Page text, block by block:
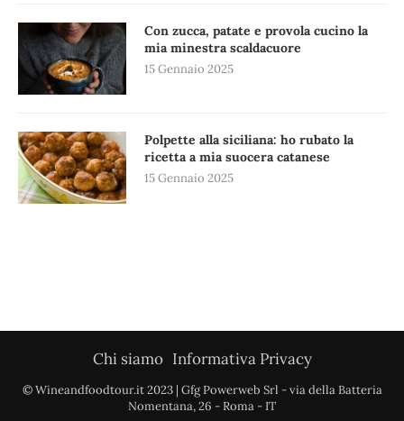
Con zucca, patate e provola cucino la
mia minestra scaldacuore
15 Gennaio 2025
Polpette alla siciliana: ho rubato la
ricetta a mia suocera catanese
15 Gennaio 2025
Chi siamo Informativa Privacy
© Wineandfoodtour.it 2023 | Gfg Powerweb Srl - via della Batteria
Nomentana, 26 - Roma - IT